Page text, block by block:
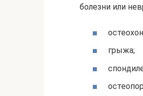
болезни или
грыжа;